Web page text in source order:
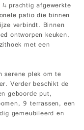
prachtig afgewerkte
patio die binnen
verbindt. Binnen
ontworpen keuken,
met een
serene plek om te
Verder beschikt de
geboorde put,
9 terrassen, een
gemeubileerd en